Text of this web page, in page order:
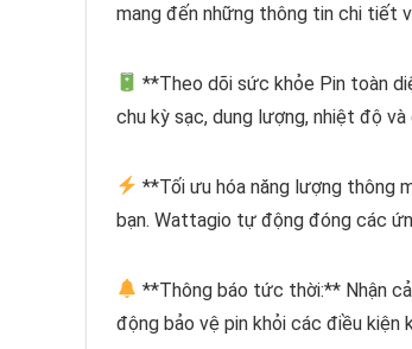
mang đến những thông tin chi tiết
**Theo dõi sức khỏe Pin toàn
chu kỳ sạc, dung lượng, nhiệt độ và
**Tối ưu hóa năng lượng thông
bạn. Wattagio tự động đóng các
**Thông báo tức thời:** Nhận
động bảo vệ pin khỏi các điều kiện